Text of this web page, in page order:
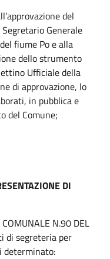
del
Generale
fiume Po e alla
dello strumento
Ufficiale della
di approvazione, lo
in pubblica e
del Comune;
DI
N.90 DEL
di segreteria per
determinato: